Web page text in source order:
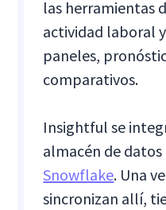
las herramientas
actividad laboral
paneles,
comparativos.
Insightful se
almacén de
Snowflake. Una
sincronizan allí,